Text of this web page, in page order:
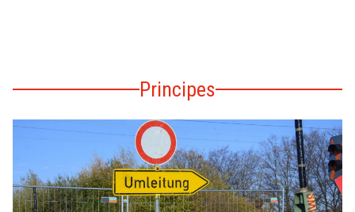
Principes